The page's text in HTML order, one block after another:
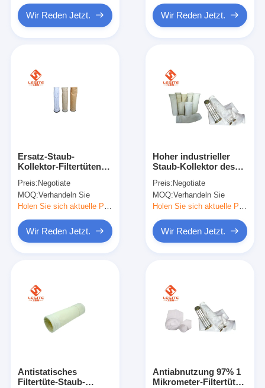
Produkte
Videos
Wir Reden Jetzt. Wir Reden Jetzt.
Ersatz-Staub-
Kollektor-Filtertüten
Biologie
Preis: Negotiate
MOQ:Verhandeln Sie
Holen Sie sich aktuelle Preis
Wir Reden Jetzt.
Hoher industrieller
Staub-Kollektor des
Flammen-Widerstand
ein
Preis: Negotiate
MOQ:Verhandeln Sie
Holen Sie sich aktuelle Preis
Wir Reden Jetzt.
Antistatisches
Filtertüte-Staub-
Antiabnutzung 97% 1
Mikrometer-Filtertüte-